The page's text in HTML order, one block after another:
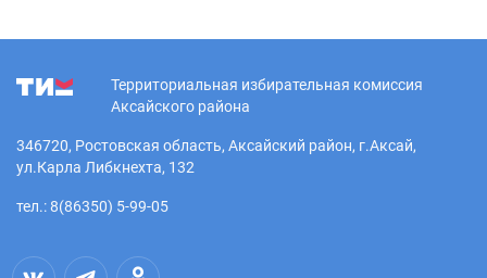
Территориальная избирательная комиссия
Аксайского района
346720, Ростовская область, Аксайский район, г.Аксай,
ул.Карла Либкнехта, 132
тел.: 8(86350) 5-99-05